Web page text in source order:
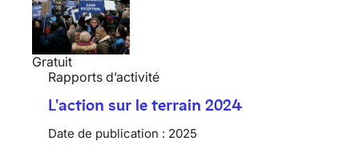
Gratuit
Rapports d’activité
L'action sur le terrain 2024
Date de publication : 2025